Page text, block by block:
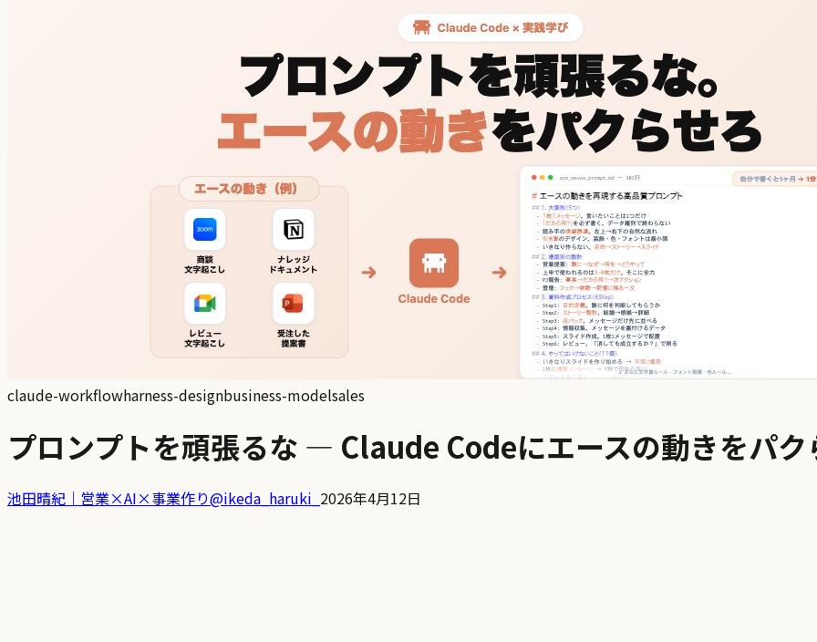
claude-workflowharness-designbusiness-modelsales
プロンプトを頑張るな — Claude Codeにエースの動きをパク
池田晴紀｜営業×AI×事業作り@ikeda_haruki_ 2026年4月12日